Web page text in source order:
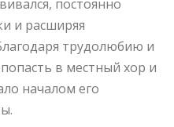
постоянно
и расширяя
трудолюбию и
в местный хор и
началом его